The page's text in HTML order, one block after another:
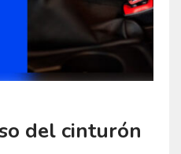
del cinturón